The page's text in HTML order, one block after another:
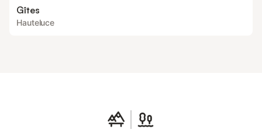
Gîtes
Hauteluce